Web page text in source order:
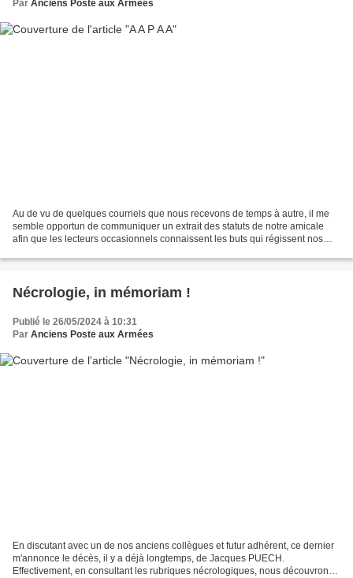
Par Anciens Poste aux Armées
Au de vu de quelques courriels que nous recevons de temps à autre, il me
semble opportun de communiquer un extrait des statuts de notre amicale
afin que les lecteurs occasionnels connaissent les buts qui régissent nos
Nécrologie, in mémoriam !
Publié le 26/05/2024 à 10:31
Par Anciens Poste aux Armées
En discutant avec un de nos anciens collègues et futur adhérent, ce dernier
m'annonce le décès, il y a déjà longtemps, de Jacques PUECH.
Effectivement, en consultant les rubriques nécrologiques, nous découvrons